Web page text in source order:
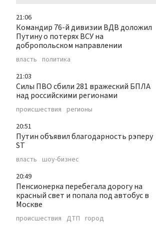
21:06
Командир 76-й дивизии ВДВ доложил
Путину о потерях ВСУ на
добропольском направлении
власть политика
21:03
Силы ПВО сбили 281 вражеский БПЛА
над российскими регионами
происшествия регионы
20:51
Путин объявил благодарность рэперу
ST
власть шоу-бизнес
20:49
Пенсионерка перебегала дорогу на
красный свет и попала под автобус в
Москве
происшествия ДТП город